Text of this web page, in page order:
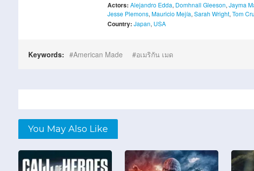
Actors: Alejandro Edda, Domhnall Gleeson, Jayma
Jesse Plemons, Mauricio Mejía, Sarah Wright, Tom
Country: Japan, USA
Keywords: American Made อเมริกัน เมด
You May Also Like